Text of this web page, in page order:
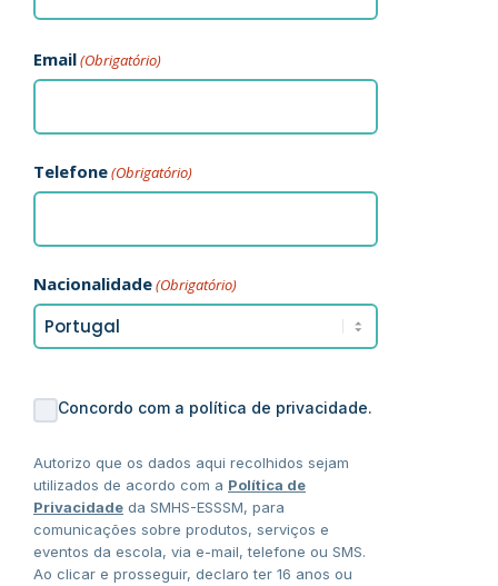
Email(Obrigatório)
Telefone(Obrigatório)
Nacionalidade(Obrigatório)
Concordo com a política de privacidade.
Autorizo que os dados aqui recolhidos sejam
utilizados de acordo com a Política de
Privacidade da SMHS-ESSSM, para
comunicações sobre produtos, serviços e
eventos da escola, via e-mail, telefone ou SMS.
Ao clicar e prosseguir, declaro ter 16 anos ou